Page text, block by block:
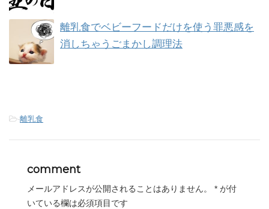
離乳食でベビーフードだけを使う罪悪感を
消しちゃうごまかし調理法
-離乳食
comment
メールアドレスが公開されることはありません。 * が付
いている欄は必須項目です